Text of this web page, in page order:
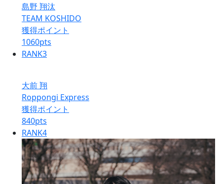
島野 翔汰
TEAM KOSHIDO
獲得ポイント
1060pts
RANK3
大前 翔
Roppongi Express
獲得ポイント
840pts
RANK4